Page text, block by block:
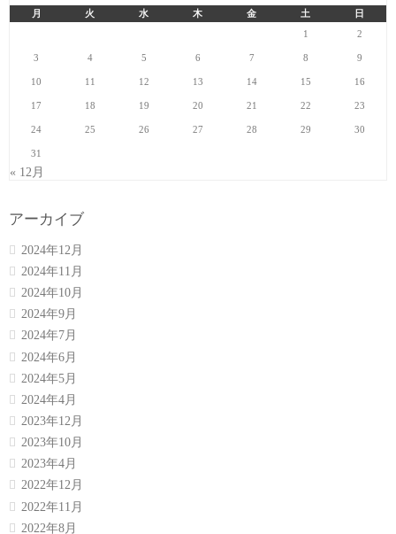
月 火 水 木 金 土
日
1
2
3 4 5 6 7 8 9
10 11 12 13 14 15 16
17 18 19 20 21 22 23
24 25 26 27 28 29 30
31
« 12月
アーカイブ
2024年12月
2024年11月
2024年10月
2024年9月
2024年7月
2024年6月
2024年5月
2024年4月
2023年12月
2023年10月
2023年4月
2022年12月
2022年11月
2022年8月